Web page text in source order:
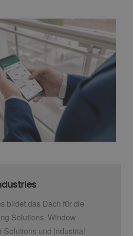
bildet das Dach für die
Solutions, Window
Solutions und Industrial